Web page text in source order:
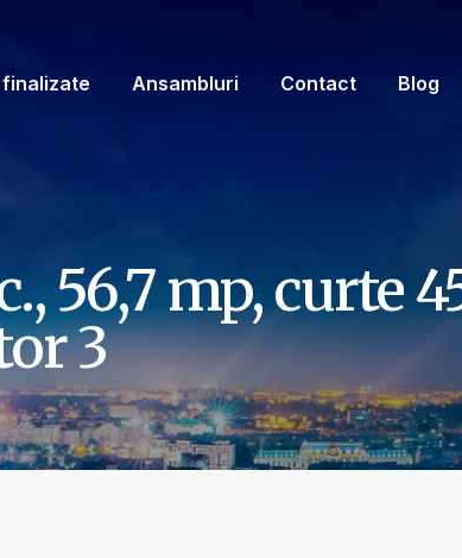
Ansambluri Contact Blog
56,7 mp, curte
3